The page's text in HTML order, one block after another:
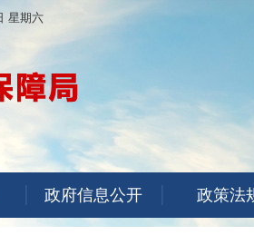
星期六
政府信息公开 政策法